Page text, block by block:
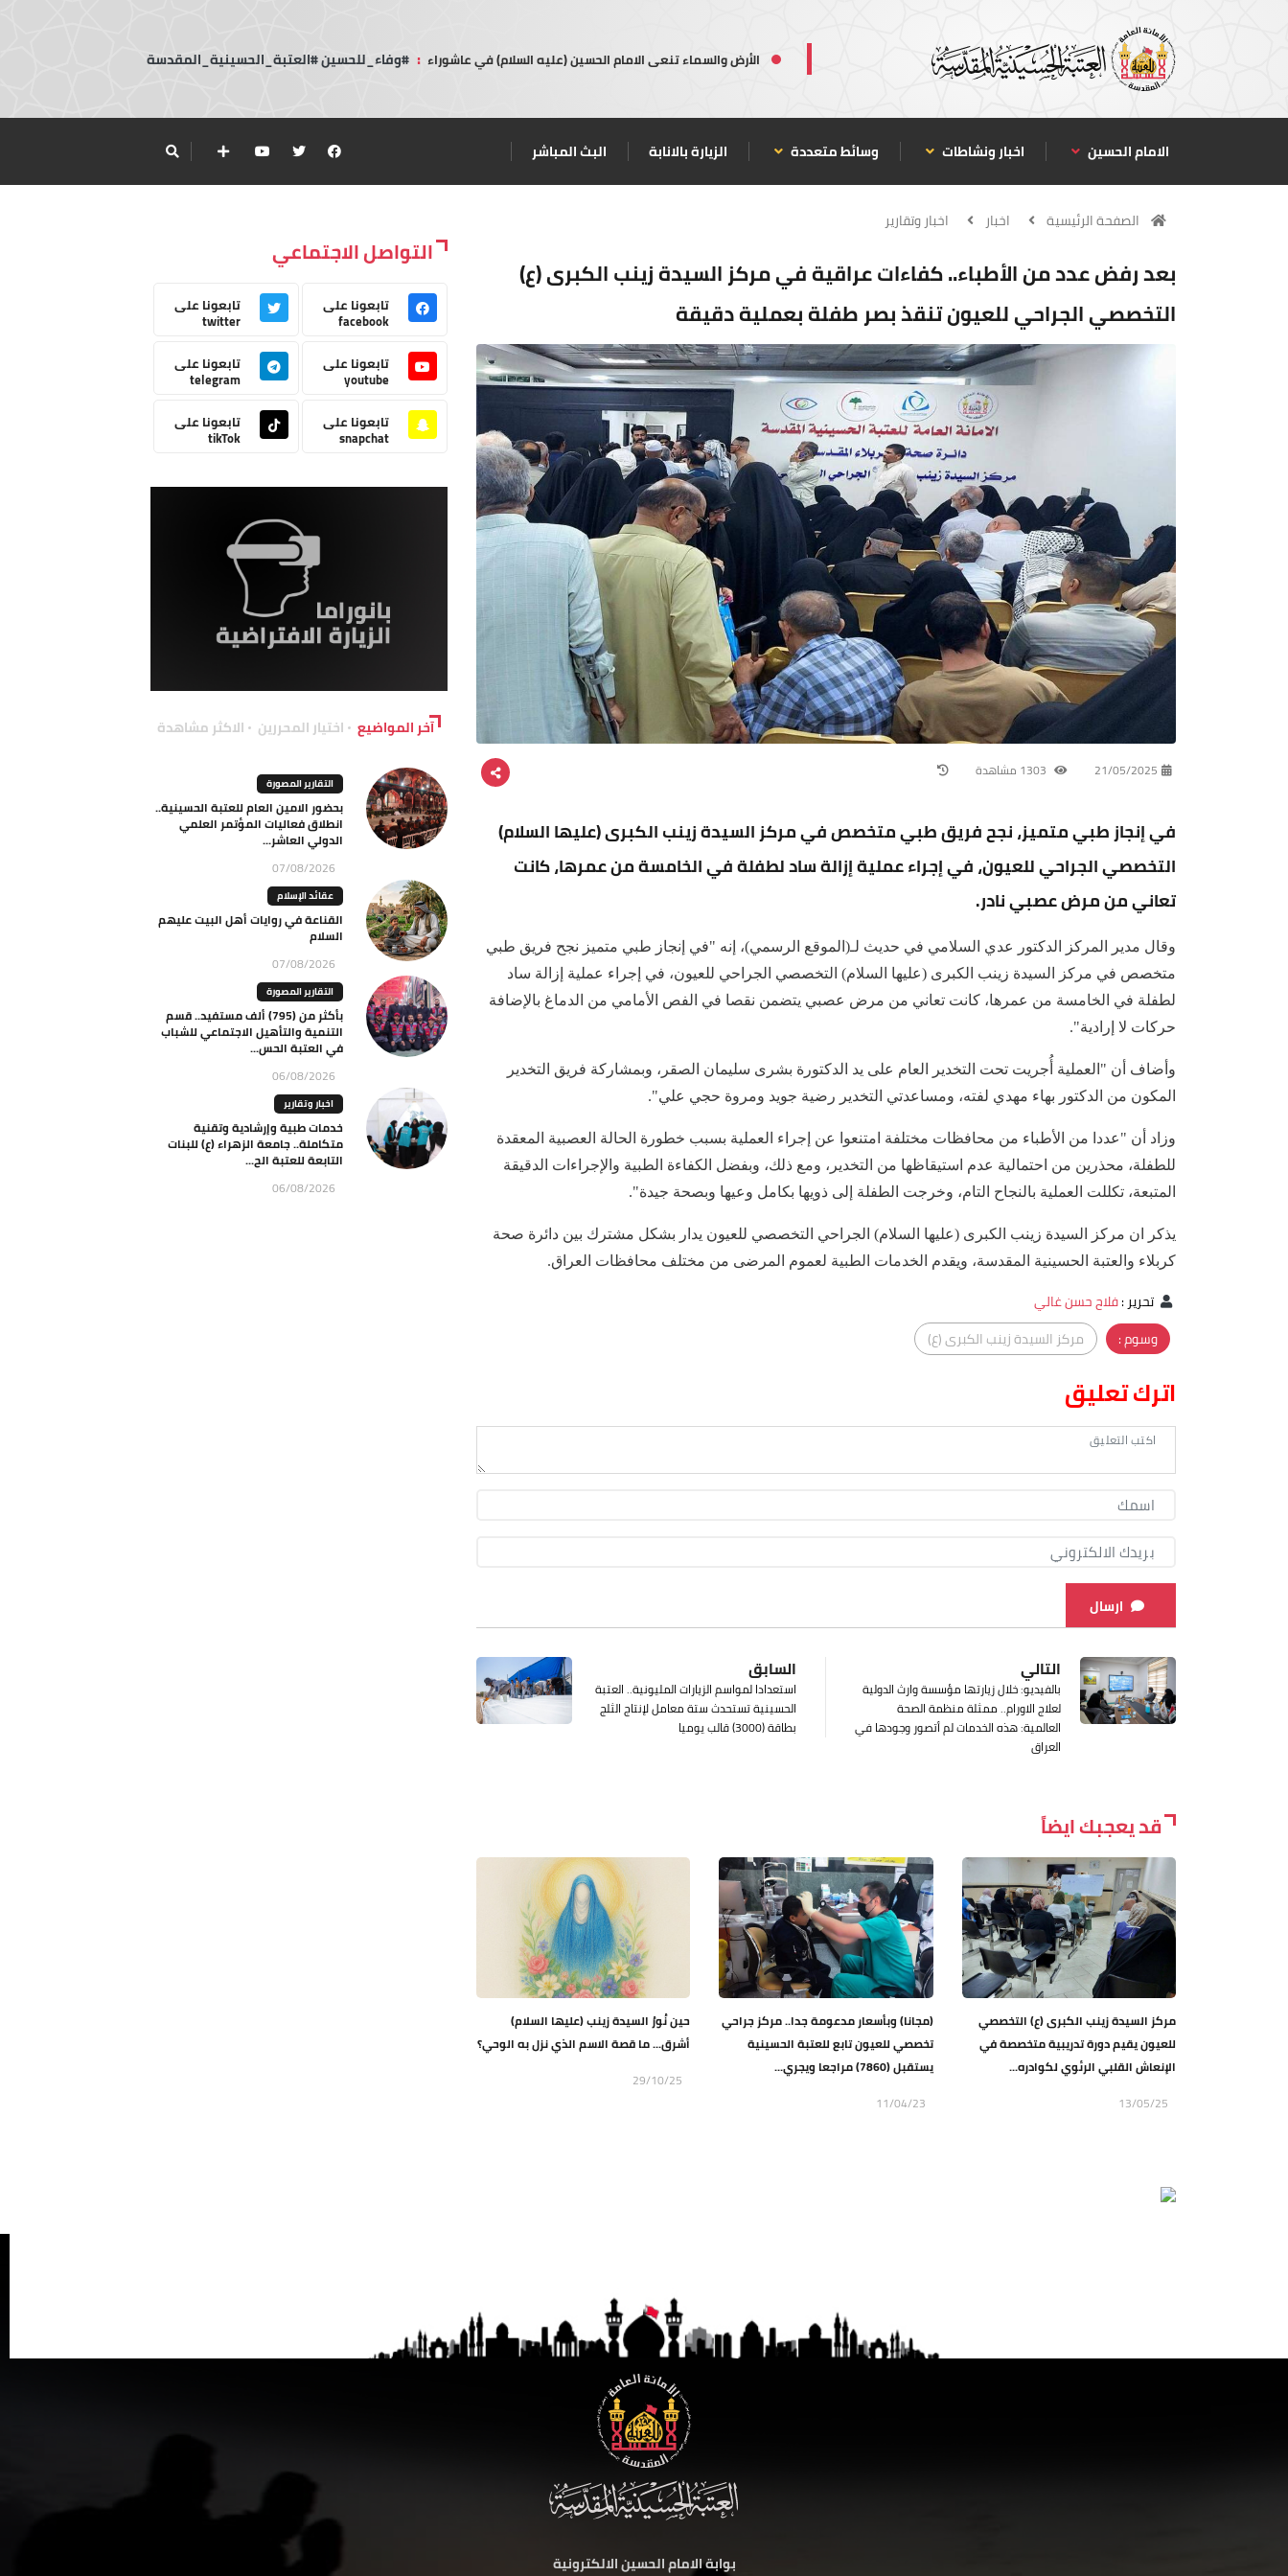
الأرض والسماء تنعى الامام الحسين (عليه السلام) في عاشوراء : #وفاء_للحسين #العتبة_الحسينية_المقدسة
الامام الحسين اخبار ونشاطات وسائط متعددة الزيارة بالانابة البث المباشر
الصفحة الرئيسية اخبار اخبار وتقارير
بعد رفض عدد من الأطباء.. كفاءات عراقية في مركز السيدة زينب الكبرى (ع)
التخصصي الجراحي للعيون تنقذ بصر طفلة بعملية دقيقة
21/05/2025
في إنجاز طبي متميز، نجح فريق طبي متخصص في مركز السيدة زينب الكبرى (عليها السلام)
التخصصي الجراحي للعيون، في إجراء عملية إزالة ساد لطفلة في الخامسة من عمرها، كانت
تعاني من مرض عصبي نادر.
وقال مدير المركز الدكتور عدي السلامي في حديث لـ(الموقع الرسمي)، إنه "في إنجاز طبي متميز نجح فريق طبي
متخصص في مركز السيدة زينب الكبرى (عليها السلام) التخصصي الجراحي للعيون، في إجراء عملية إزالة ساد
لطفلة في الخامسة من عمرها، كانت تعاني من مرض عصبي يتضمن نقصا في الفص الأمامي من الدماغ بالإضافة
حركات لا إرادية".
وأضاف أن "العملية أُجريت تحت التخدير العام على يد الدكتورة بشرى سليمان الصقر، وبمشاركة فريق التخدير
المكون من الدكتور بهاء مهدي لفته، ومساعدتي التخدير رضية جويد ومروة حجي علي".
وزاد أن "عددا من الأطباء من محافظات مختلفة امتنعوا عن إجراء العملية بسبب خطورة الحالة العصبية المعقدة
للطفلة، محذرين من احتمالية عدم استيقاظها من التخدير، ومع ذلك، وبفضل الكفاءة الطبية والإجراءات الدقيقة
المتبعة، تكللت العملية بالنجاح التام، وخرجت الطفلة إلى ذويها بكامل وعيها وبصحة جيدة".
يذكر ان مركز السيدة زينب الكبرى (عليها السلام) الجراحي التخصصي للعيون يدار بشكل مشترك بين دائرة صحة
كربلاء والعتبة الحسينية المقدسة، ويقدم الخدمات الطبية لعموم المرضى من مختلف محافظات العراق.
تحرير:فلاح حسن غالي
وسوم :
مركز السيدة زينب الكبرى (ع)
اترك تعليق
ارسال
السابق
استعدادا لمواسم الزيارات المليونية.. العتبة
الحسينية تستحدث ستة معامل لإنتاج الثلج
بطاقة (3000) قالب يوميا
التالي
بالفيديو: خلال زيارتها مؤسسة وارث الدولية
لعلاج الاورام.. ممثلة منظمة الصحة
العالمية: هذه الخدمات لم أتصور وجودها في
العراق
قد يعجبك ايضاً
مركز السيدة زينب الكبرى (ع) التخصصي
للعيون يقيم دورة تدريبية متخصصة في
الإنعاش القلبي الرئوي لكوادره...
13/05/25
(مجانا) وبأسعار مدعومة جدا.. مركز جراحي
تخصصي للعيون تابع للعتبة الحسينية
يستقبل (7860) مراجعا ويجري...
11/04/23
حين نُورُ السيدة زينب (عليها السلام)
أشرق... ما قصة الاسم الذي نزل به الوحي؟
29/10/25
التواصل الاجتماعي
تابعونا على
facebook
تابعونا على
twitter
تابعونا على
youtube
تابعونا على
telegram
تابعونا على
snapchat
تابعونا على
tikTok
آخر المواضيع اختيار المحررين الاكثر مشاهدة
التقارير المصورة
بحضور الامين العام للعتبة الحسينية..
انطلاق فعاليات المؤتمر العلمي
الدولي العاشر...
07/08/2026
عقائد الإسلام
القناعة في روايات أهل البيت عليهم
السلام
07/08/2026
التقارير المصورة
بأكثر من (795) ألف مستفيد.. قسم
التنمية والتأهيل الاجتماعي للشباب
في العتبة الحس...
06/08/2026
اخبار وتقارير
خدمات طبية وإرشادية وتقنية
متكاملة.. جامعة الزهراء (ع) للبنات
التابعة للعتبة الح...
06/08/2026
بوابة الامام الحسين الالكترونية